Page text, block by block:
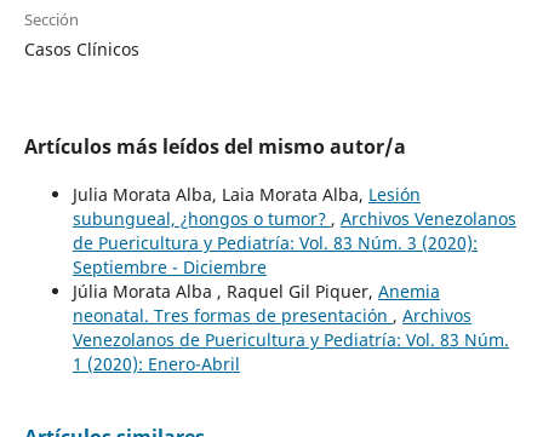
Sección
Casos Clínicos
Artículos más leídos del mismo autor/a
Julia Morata Alba, Laia Morata Alba, Lesión
subungueal, ¿hongos o tumor? , Archivos Venezolanos
de Puericultura y Pediatría: Vol. 83 Núm. 3 (2020):
Septiembre - Diciembre
Júlia Morata Alba , Raquel Gil Piquer, Anemia
neonatal. Tres formas de presentación , Archivos
Venezolanos de Puericultura y Pediatría: Vol. 83 Núm.
1 (2020): Enero-Abril